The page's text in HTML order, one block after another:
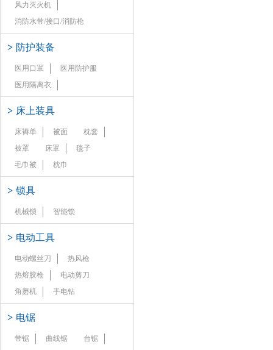
风力灭火机
消防水带/接口/消防枪
> 防护装备
医用口罩
医用防护服
医用隔离衣
> 床上装具
床褥单 被面
枕套
被罩
床罩
毯子
毛巾被
枕巾
> 锁具
机械锁 智能锁
> 电动工具
电动螺丝刀
热风枪
热熔胶枪
电动剪刀
角磨机
手电钻
> 电锯
带锯 曲线锯
台锯